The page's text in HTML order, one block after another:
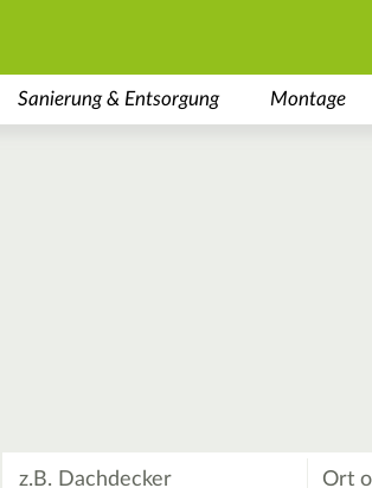
Sanierung & Entsorgung Montage